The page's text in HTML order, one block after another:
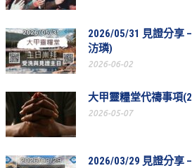
教會節慶_2015年
教會節慶_2014年
教會節慶_2013年
活動影音
2026/05/31 見證分享
汸璘)
2026-06-02
大甲靈糧堂代禱事項
2026-05-07
2026/03/29 見證分享